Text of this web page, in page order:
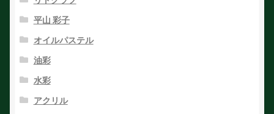
平山 彩子
オイルパステル
油彩
水彩
アクリル